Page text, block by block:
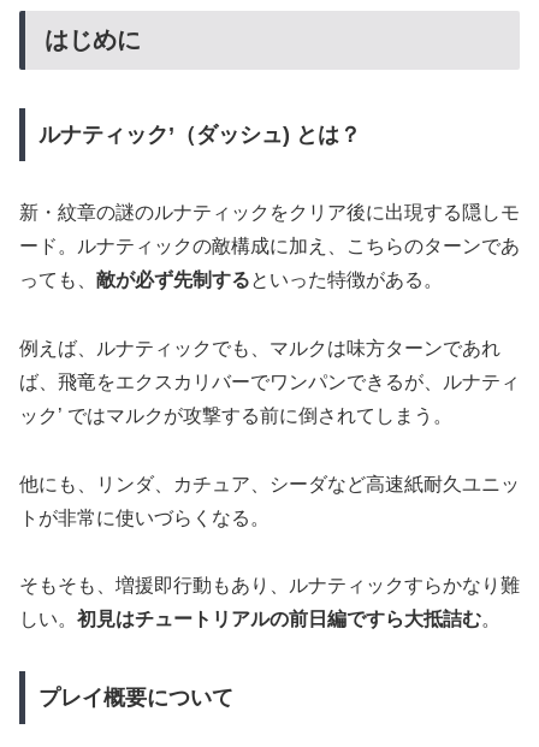
はじめに
ルナティック’（ダッシュ) とは？
新・紋章の謎のルナティックをクリア後に出現する隠しモ
ード。ルナティックの敵構成に加え、こちらのターンであ
っても、 敵が必ず先制するといった特徴がある。
例えば、ルナティックでも、マルクは味方ターンであれ
ば、飛竜をエクスカリバーでワンパンできるが、ルナティ
ック’ ではマルクが攻撃する前に倒されてしまう。
他にも、リンダ、カチュア、シーダなど高速紙耐久ユニッ
トが非常に使いづらくなる。
そもそも、増援即行動もあり、ルナティックすらかなり難
しい。 初見はチュートリアルの前日編ですら大抵詰む。
プレイ概要について